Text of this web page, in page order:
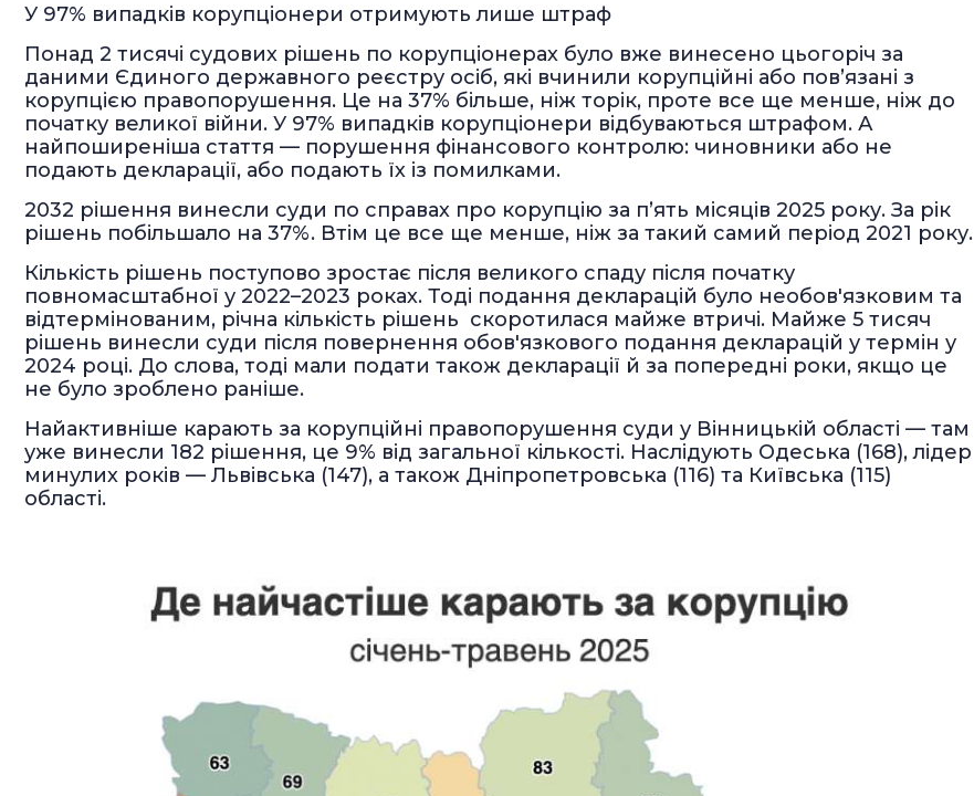
У 97% випадків корупціонери отримують лише штраф
Понад 2 тисячі судових рішень по корупціонерах було вже винесено цьогоріч за
даними Єдиного державного реєстру осіб, які вчинили корупційні або пов’язані з
корупцією правопорушення. Це на 37% більше, ніж торік, проте все ще менше, ніж до
початку великої війни. У 97% випадків корупціонери відбуваються штрафом. А
найпоширеніша стаття — порушення фінансового контролю: чиновники або не
подають декларації, або подають їх із помилками.
2032 рішення винесли суди по справах про корупцію за пʼять місяців 2025 року. За рік
рішень побільшало на 37%. Втім це все ще менше, ніж за такий самий період 2021 року.
Кількість рішень поступово зростає після великого спаду після початку
повномасштабної у 2022–2023 роках. Тоді подання декларацій було необов'язковим та
відтермінованим, річна кількість рішень скоротилася майже втричі. Майже 5 тисяч
рішень винесли суди після повернення обов'язкового подання декларацій у термін у
2024 році. До слова, тоді мали подати також декларації й за попередні роки, якщо це
не було зроблено раніше.
Найактивніше карають за корупційні правопорушення суди у Вінницькій області — там
уже винесли 182 рішення, це 9% від загальної кількості. Наслідують Одеська (168), лідер
минулих років — Львівська (147), а також Дніпропетровська (116) та Київська (115)
області.